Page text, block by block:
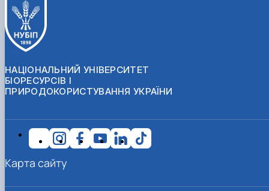
НАЦІОНАЛЬНИЙ УНІВЕРСИТЕТ
БІОРЕСУРСІВ І
ПРИРОДОКОРИСТУВАННЯ УКРАЇНИ
Карта сайту